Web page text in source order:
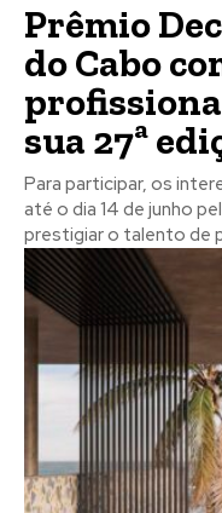
Prêmio
do Cabo
sua 27ª
Para participar, os
até o dia 14 de junho pelo
prestigiar o talento de